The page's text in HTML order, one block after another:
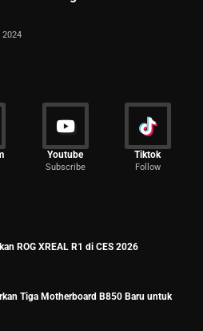
2024
Youtube
Subscribe
Tiktok
Follow
ROG XREAL R1 di CES 2026
Tiga Motherboard B850 Baru untuk